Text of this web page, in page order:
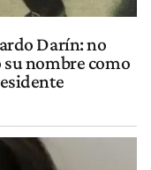
Darín: no
su nombre como